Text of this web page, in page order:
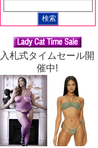
入札式タイムセール開
催中!